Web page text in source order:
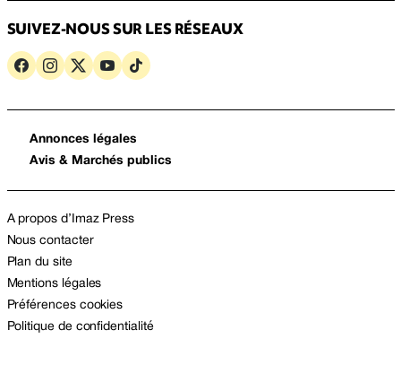
SUIVEZ-NOUS SUR LES RÉSEAUX
Annonces légales
Avis & Marchés publics
A propos d’Imaz Press
Nous contacter
Plan du site
Mentions légales
Préférences cookies
Politique de confidentialité